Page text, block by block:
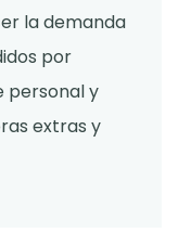
la demanda
por
personal y
extras y